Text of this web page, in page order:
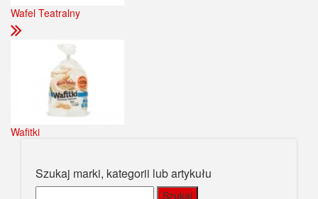
Wafel Teatralny
Wafitki
Szukaj marki, kategorii lub artykułu